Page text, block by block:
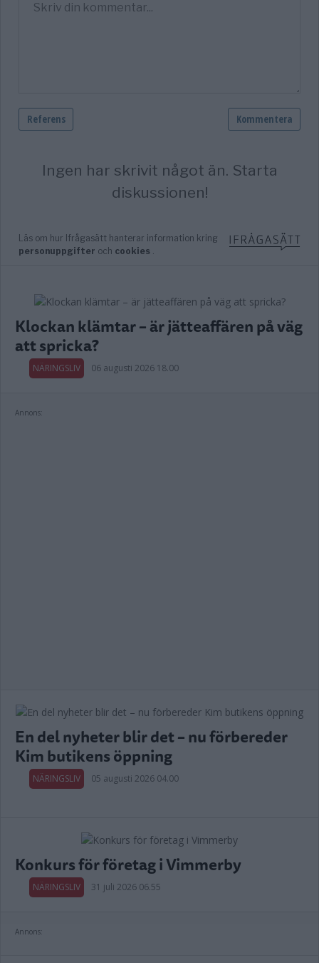
Klockan klämtar – är jätteaffären på väg
att spricka?
NÄRINGSLIV 06 augusti 2026 18.00
Annons:
En del nyheter blir det – nu förbereder
Kim butikens öppning
NÄRINGSLIV 05 augusti 2026 04.00
Konkurs för företag i Vimmerby
NÄRINGSLIV 31 juli 2026 06.55
Annons: